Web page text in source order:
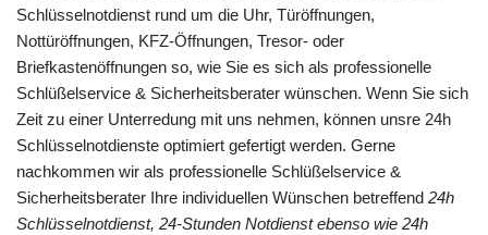
Schlüsselnotdienst rund um die Uhr, Türöffnungen,
Nottüröffnungen, KFZ-Öffnungen, Tresor- oder
Briefkastenöffnungen so, wie Sie es sich als professionelle
Schlüßelservice & Sicherheitsberater wünschen. Wenn Sie sich
Zeit zu einer Unterredung mit uns nehmen, können unsre 24h
Schlüsselnotdienste optimiert gefertigt werden. Gerne
nachkommen wir als professionelle Schlüßelservice &
Sicherheitsberater Ihre individuellen Wünschen betreffend 24h
Schlüsselnotdienst, 24-Stunden Notdienst ebenso wie 24h